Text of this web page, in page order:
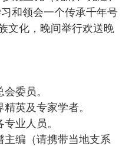
和领会一个传承千年号
文化，晚间举行欢送晚
委员。
英及专家学者。
业人员。
编（请携带当地支系